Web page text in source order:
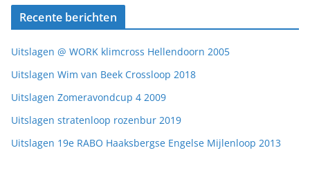
Recente berichten
Uitslagen @ WORK klimcross Hellendoorn 2005
Uitslagen Wim van Beek Crossloop 2018
Uitslagen Zomeravondcup 4 2009
Uitslagen stratenloop rozenbur 2019
Uitslagen 19e RABO Haaksbergse Engelse Mijlenloop 2013